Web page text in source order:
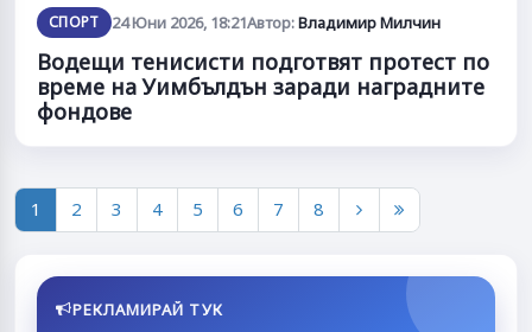
СПОРТ 24 Юни 2026, 18:21Автор:Владимир Милчин
Водещи тенисисти подготвят протест по
време на Уимбълдън заради наградните
фондове
1 2 3 4 5 6 7 8
РЕКЛАМИРАЙ ТУК